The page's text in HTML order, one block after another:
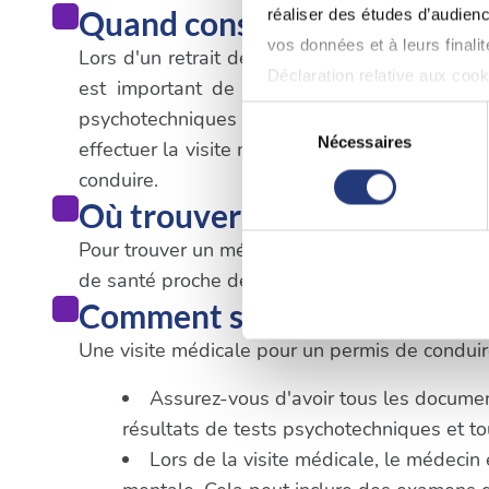
réaliser des études
vos données et à leurs
Déclaration relative aux
Si vous le permettez, nous
Collecter des
Identifier votre
digitales).
Les cookies nous
sociaux et d'analyser notre
partenaires de médias
vous leur avez fournies ou
du
consentement
Nécessaires
Quand consulter un
Lors d'un retrait de permis de conduire qui
est important de suivre les procédures
psychotechniques dans un centre agréé.
effectuer la visite médicale obligatoire. Il est
conduire.
Où trouver un médecin à
Pour trouver un médecin agréé pour le
de santé proche de votre lieu d'habitation ou
Comment se déroule une
Une visite médicale pour un permis de
Assurez-vous d'avoir tous les
résultats de tests psychotechniques et
Lors de la visite médicale, le